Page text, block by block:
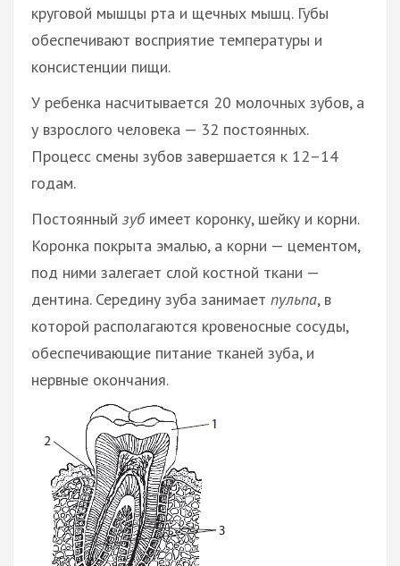
круговой мышцы рта и щечных мышц. Губы
обеспечивают восприятие температуры и
консистенции пищи.
У ребенка насчитывается 20 молочных зубов, а
у взрослого человека — 32 постоянных.
Процесс смены зубов завершается к 12–14
годам.
Постоянный зуб имеет коронку, шейку и корни.
Коронка покрыта эмалью, а корни — цементом,
под ними залегает слой костной ткани —
дентина. Середину зуба занимает пульпа, в
которой располагаются кровеносные сосуды,
обеспечивающие питание тканей зуба, и
нервные окончания.